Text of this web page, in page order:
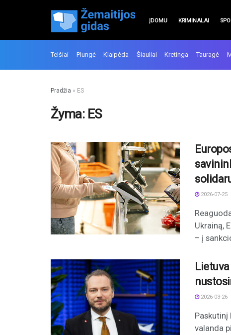
ĮDOMU KRIMINALAI
Telšiai Plungė Klaipėda Šiauliai Kretinga Tauragė
Pradžia » ES
Žyma: ES
2026-07-25
Ukrainą,
– į
2026-03-26
Paskutinį
valanda